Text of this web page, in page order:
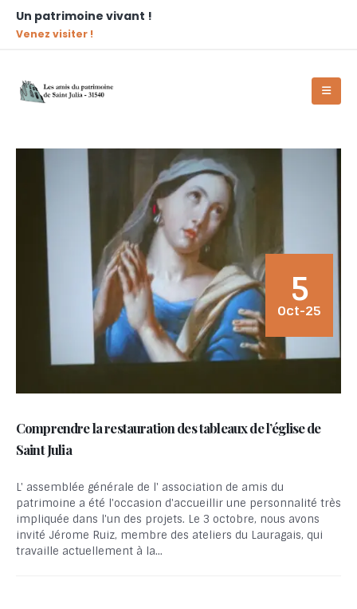
Un patrimoine vivant !
Venez visiter !
5
Oct-25
Comprendre la restauration des tableaux de l’église de
Saint Julia
L' assemblée générale de l' association de amis du
patrimoine a été l'occasion d'accueillir une personnalité très
impliquée dans l'un des projets. Le 3 octobre, nous avons
invité Jérome Ruiz, membre des ateliers du Lauragais, qui
travaille actuellement à la...